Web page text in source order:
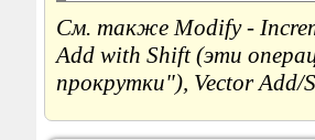
См. также Modify -
Add with Shift (эти
прокрутки"), Vector Add/